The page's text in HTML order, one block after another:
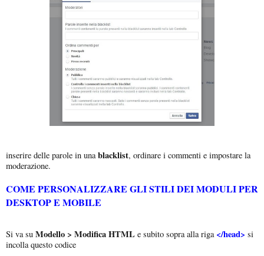
inserire delle parole in unablacklist, ordinare i commenti e impostare la
moderazione.
COME PERSONALIZZARE GLI STILI DEI MODULI PER
DESKTOP E MOBILE
Si va su Modello > Modifica HTML e subito sopra alla riga </head> si
incolla questo codice